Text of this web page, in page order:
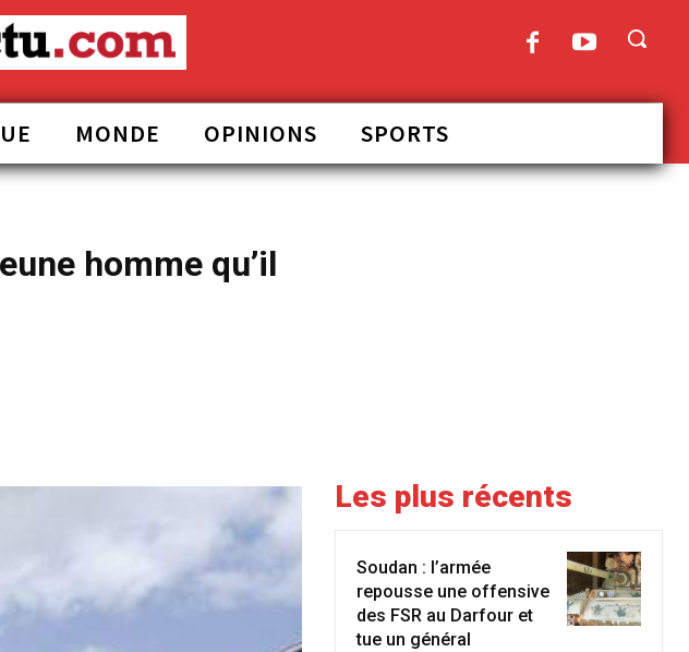
MONDE OPINIONS SPORTS
homme qu’il
Les plus récents
Soudan : l’armée
repousse une offensive
des FSR au Darfour et
tue un général